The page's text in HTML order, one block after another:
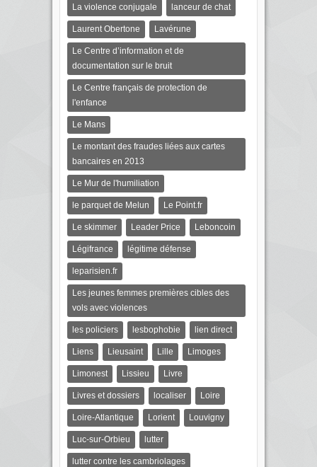
La violence conjugale lanceur de chat
Laurent Obertone Lavérune
Le Centre d’information et de
documentation sur le bruit
Le Centre français de protection de
l'enfance
Le Mans
Le montant des fraudes liées aux cartes
bancaires en 2013
Le Mur de l'humiliation
le parquet de Melun Le Point.fr
Le skimmer Leader Price Leboncoin
Légifrance légitime défense
leparisien.fr
Les jeunes femmes premières cibles des
vols avec violences
les policiers lesbophobie lien direct
Liens Lieusaint Lille Limoges
Limonest Lissieu Livre
Livres et dossiers localiser Loire
Loire-Atlantique Lorient Louvigny
Luc-sur-Orbieu lutter
lutter contre les cambriolages